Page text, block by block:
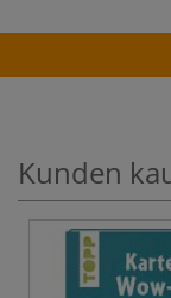
Kunden